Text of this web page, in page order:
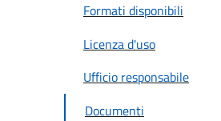
Formati disponibili
Licenza d'uso
Ufficio responsabile
Documenti